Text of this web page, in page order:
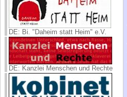
DE: Bi. "Daheim statt Heim" e.V.
DE: Kanzlei Menschen und Rechte